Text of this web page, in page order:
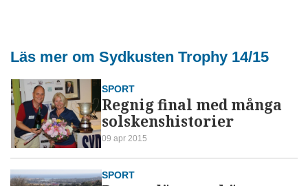
Läs mer om Sydkusten Trophy 14/15
SPORT
Regnig final med många
solskenshistorier
09 apr 2015
SPORT